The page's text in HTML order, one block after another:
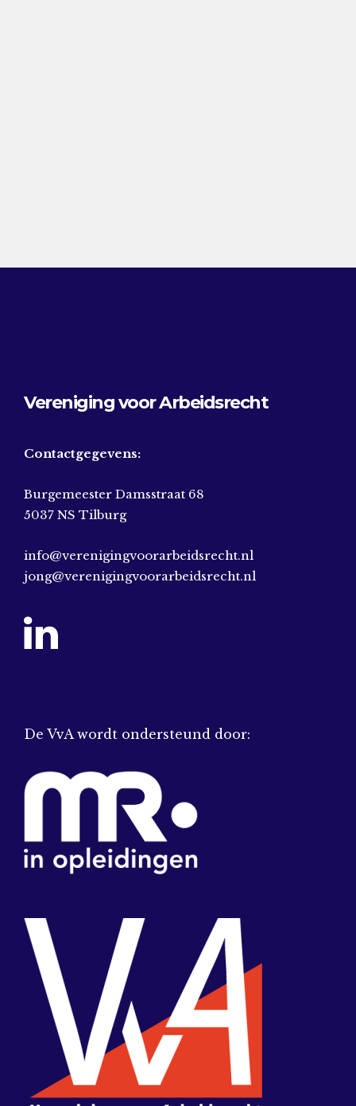
Vereniging voor Arbeidsrecht
Contactgegevens:
Burgemeester Damsstraat 68
5037 NS Tilburg
info@verenigingvoorarbeidsrecht.nl
jong@verenigingvoorarbeidsrecht.nl
De VvA wordt ondersteund door: